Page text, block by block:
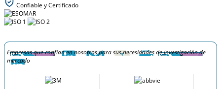
Confiable y Certificado
Empresas que confían en nosotros para sus necesidades de investigación de
mercado